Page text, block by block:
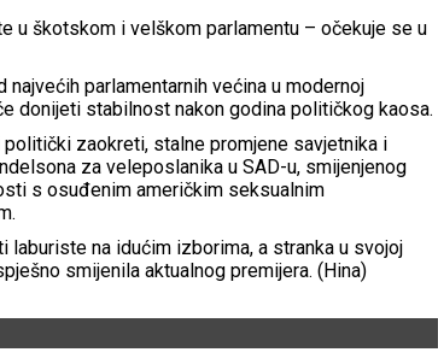
u škotskom i velškom parlamentu – očekuje se u
parlamentarnih većina u modernoj
donijeti stabilnost nakon godina političkog kaosa.
zaokreti, stalne promjene savjetnika i
za veleposlanika u SAD-u, smijenjenog
s osuđenim američkim seksualnim
na idućim izborima, a stranka u svojoj
smijenila aktualnog premijera. (Hina)